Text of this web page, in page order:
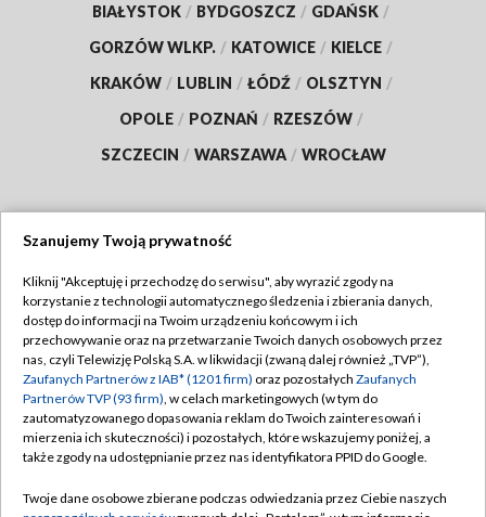
BIAŁYSTOK / BYDGOSZCZ / GDAŃSK /
GORZÓW WLKP. / KATOWICE / KIELCE /
KRAKÓW / LUBLIN / ŁÓDŹ / OLSZTYN /
OPOLE / POZNAŃ / RZESZÓW /
SZCZECIN / WARSZAWA / WROCŁAW
TVP
Abonament TVP
Emisja w TVP
Centrum informacji TVP
Naziemna Telewizja Cyfrowa
Regulamin TVP
Polityka prywatności
Moje zgody
Pomoc
Szanujemy Twoją prywatność
Kliknij "Akceptuję i przechodzę do serwisu", aby wyrazić zgody na
korzystanie z technologii automatycznego śledzenia i zbierania danych,
dostęp do informacji na Twoim urządzeniu końcowym i ich
przechowywanie oraz na przetwarzanie Twoich danych osobowych przez
nas, czyli Telewizję Polską S.A. w likwidacji (zwaną dalej również „TVP”),
Zaufanych Partnerów z IAB* (1201 firm) oraz pozostałych Zaufanych
Partnerów TVP (93 firm), w celach marketingowych (w tym do
zautomatyzowanego dopasowania reklam do Twoich zainteresowań i
mierzenia ich skuteczności) i pozostałych, które wskazujemy poniżej, a
także zgody na udostępnianie przez nas identyfikatora PPID do Google.
Twoje dane osobowe zbierane podczas odwiedzania przez Ciebie naszych